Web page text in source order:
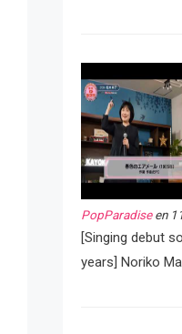
PopParadiseen
[Singing debut
years] Noriko